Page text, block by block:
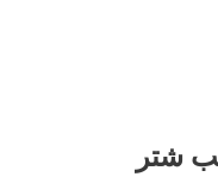
شتر